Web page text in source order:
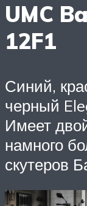
UMC
12F1
Синий,
черный
Имеет
намного
скутеров